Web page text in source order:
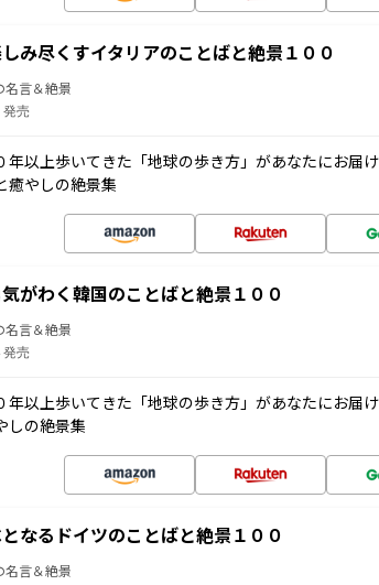
み尽くすイタリアのことばと絶景１００
名言＆絶景
発売
年以上歩いてきた「地球の歩き方」があなたにお届
癒やしの絶景集
がわく韓国のことばと絶景１００
名言＆絶景
発売
年以上歩いてきた「地球の歩き方」があなたにお届
しの絶景集
なるドイツのことばと絶景１００
名言＆絶景